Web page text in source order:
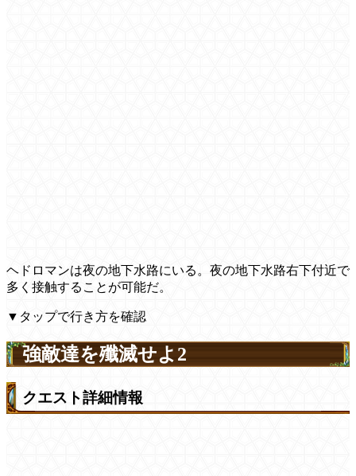
ヘドロマンは夜の地下水路にいる。夜の地下水路右下付近で
多く接触することが可能だ。
▼タップで行き方を確認
強敵達を殲滅せよ2
クエスト詳細情報